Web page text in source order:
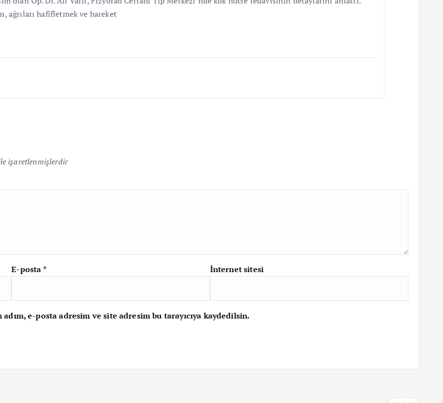
ağrıları hafifletmek ve hareket
işaretlenmişlerdir
E-posta * İnternet sitesi
e-posta adresim ve site adresim bu tarayıcıya kaydedilsin.